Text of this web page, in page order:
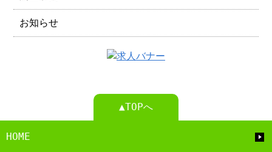
お知らせ
▲TOPへ
HOME